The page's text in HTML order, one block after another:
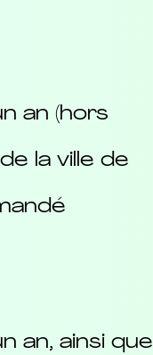
an (hors
la ville de
an, ainsi que